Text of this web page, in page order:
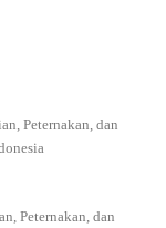
Peternakan, dan
Peternakan, dan